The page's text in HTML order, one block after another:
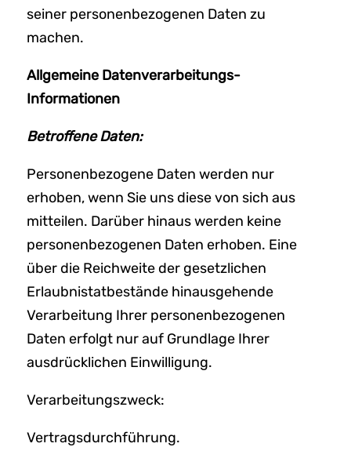
seiner personenbezogenen Daten zu
machen.
Allgemeine Datenverarbeitungs-
Informationen
Betroffene Daten:
Personenbezogene Daten werden nur
erhoben, wenn Sie uns diese von sich aus
mitteilen. Darüber hinaus werden keine
personenbezogenen Daten erhoben. Eine
über die Reichweite der gesetzlichen
Erlaubnistatbestände hinausgehende
Verarbeitung Ihrer personenbezogenen
Daten erfolgt nur auf Grundlage Ihrer
ausdrücklichen Einwilligung.
Verarbeitungszweck:
Vertragsdurchführung.